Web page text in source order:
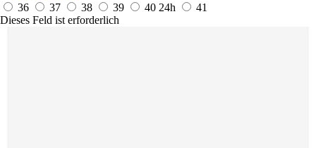
36
37 38 39 40 24h
41
Dieses Feld ist erforderlich